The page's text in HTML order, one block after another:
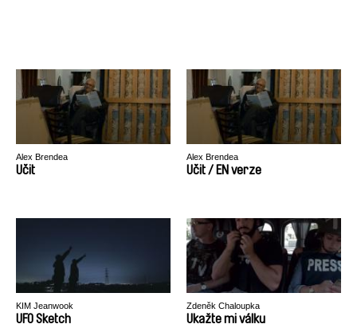
Alex Brendea
Učit
Alex Brendea
Učit / EN verze
KIM Jeanwook
UFO Sketch
Zdeněk Chaloupka
Ukažte mi válku